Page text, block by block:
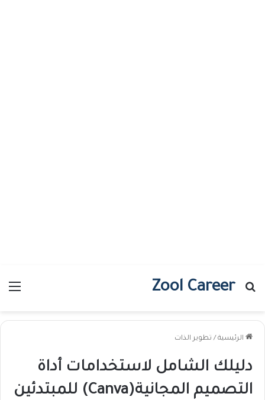
Zool Career
بحث عن
الرئيسية / تطوير الذات
دليلك الشامل لاستخدامات أداة
التصميم المجانية(Canva) للمبتدئين